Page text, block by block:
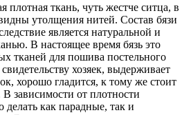
плотная ткань, чуть жестче ситца, в
утолщения нитей. Состав бязи
является натуральной и
В настоящее время бязь это
тканей для пошива постельного
хозяек, выдерживает
хорошо гладится, к тому же стоит
зависимости от плотности
как парадные, так и